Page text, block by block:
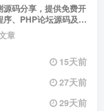
源码分享，提供免费开
序、PHP论坛源码及论
决方案，所有源码均经
可用，助力快速搭建稳
章
15天前
27天前
29天前